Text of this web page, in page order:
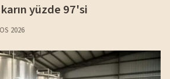
yüzde 97'si
2026